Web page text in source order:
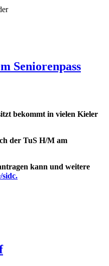
Seniorenpass
bekommt in vielen Kieler
der TuS H/M am
kann und weitere
sidc.